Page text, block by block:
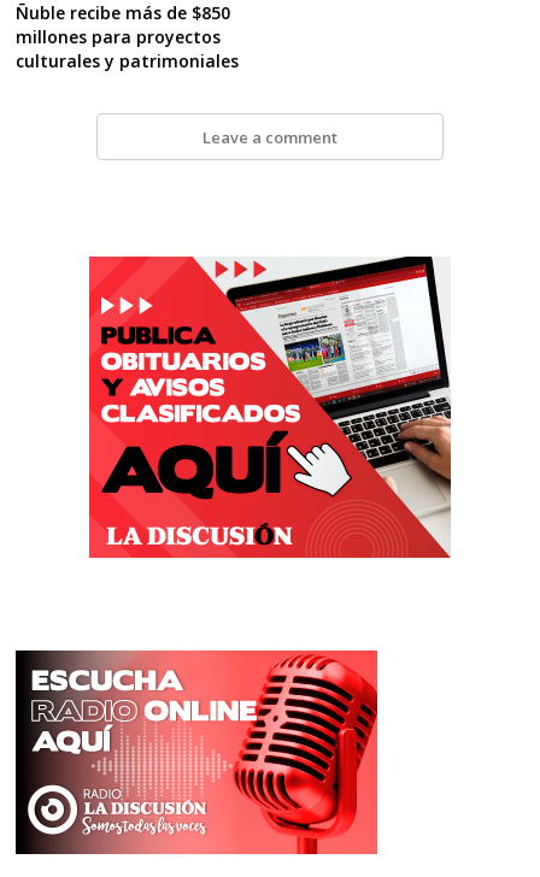
Ñuble recibe más de $850
millones para proyectos
culturales y patrimoniales
Leave a comment